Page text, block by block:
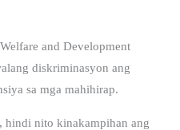
and Development
diskriminasyon ang
sa mga mahihirap.
hindi nito kinakampihan ang